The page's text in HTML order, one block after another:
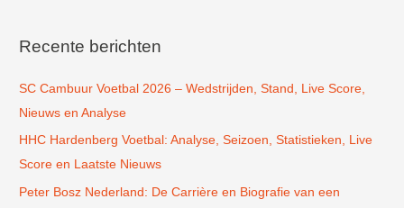
k
a
a
r
:
Recente berichten
SC Cambuur Voetbal 2026 – Wedstrijden, Stand, Live Score,
Nieuws en Analyse
HHC Hardenberg Voetbal: Analyse, Seizoen, Statistieken, Live
Score en Laatste Nieuws
Peter Bosz Nederland: De Carrière en Biografie van een